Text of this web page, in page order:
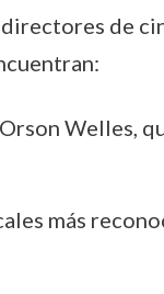
de
Welles,
más